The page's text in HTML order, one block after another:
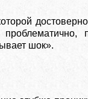
шок».